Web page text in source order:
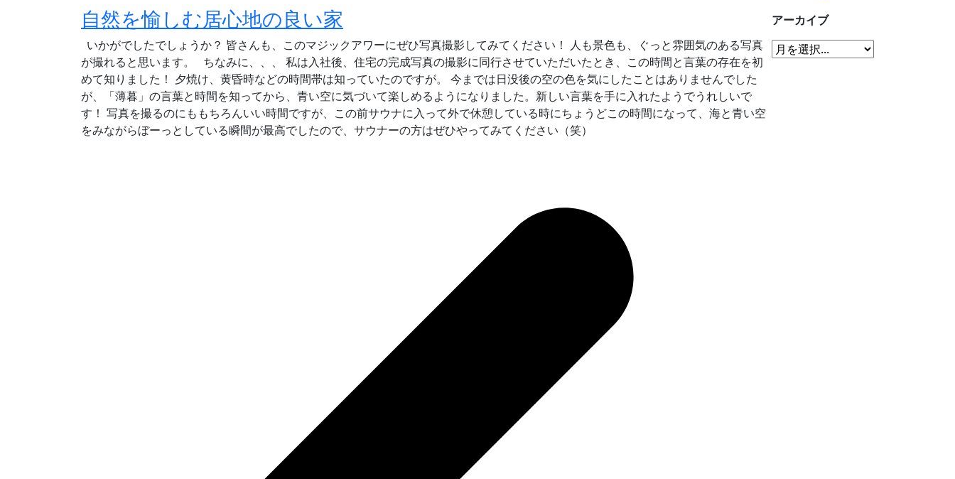
自然を愉しむ居心地の良い家
いかがでしたでしょうか？ 皆さんも、このマジックアワーにぜひ写真撮影してみてください！ 人も景色も、ぐっと雰囲気のある写真
が撮れると思います。 ちなみに、、、 私は入社後、住宅の完成写真の撮影に同行させていただいたとき、この時間と言葉の存在を初
めて知りました！ 夕焼け、黄昏時などの時間帯は知っていたのですが。 今までは日没後の空の色を気にしたことはありませんでした
が、「薄暮」の言葉と時間を知ってから、青い空に気づいて楽しめるようになりました。新しい言葉を手に入れたようでうれしいで
す！ 写真を撮るのにももちろんいい時間ですが、この前サウナに入って外で休憩している時にちょうどこの時間になって、海と青い空
をみながらぼーっとしている瞬間が最高でしたので、サウナーの方はぜひやってみてください（笑）
アーカイブ